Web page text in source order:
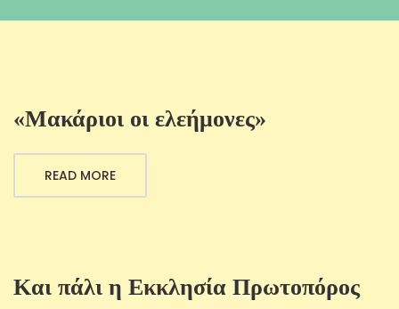
«Μακάριοι οι ελεήμονες»
READ MORE
Και πάλι η Εκκλησία Πρωτοπόρος